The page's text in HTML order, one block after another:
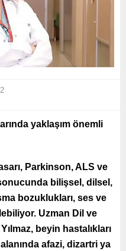
yaklaşım önemli
Parkinson, ALS ve
bilişsel, dilsel,
bozuklukları, ses ve
Uzman Dil ve
beyin hastalıkları
afazi, dizartri ya